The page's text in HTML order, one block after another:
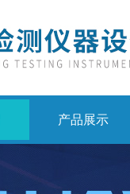
产品展示